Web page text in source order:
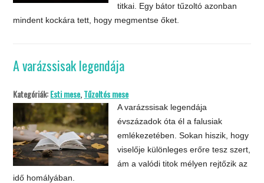
titkai. Egy bátor tűzoltó azonban
mindent kockára tett, hogy megmentse őket.
A varázssisak legendája
Kategóriák:Esti mese,Tűzoltós mese
A varázssisak legendája
évszázadok óta él a falusiak
emlékezetében. Sokan hiszik, hogy
viselője különleges erőre tesz szert,
ám a valódi titok mélyen rejtőzik az
idő homályában.